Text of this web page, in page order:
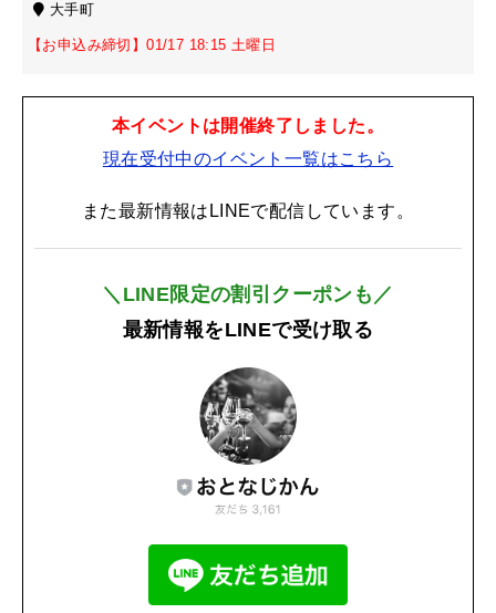
大手町
【お申込み締切】01/17 18:15 土曜日
本イベントは開催終了しました。
現在受付中のイベント一覧はこちら
また最新情報はLINEで配信しています。
＼LINE限定の割引クーポンも／
最新情報をLINEで受け取る